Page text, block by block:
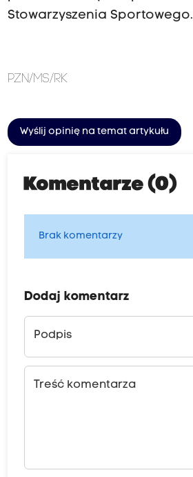
Stowarzyszenia Sportowego.
PZN/MS/RK
Wyślij opinię na temat artykułu
Komentarze (0)
Brak komentarzy
Dodaj komentarz
Podpis
Treść komentarza